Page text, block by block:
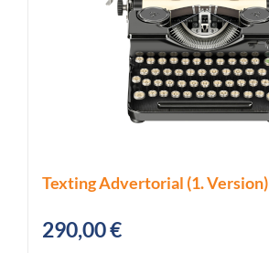
Texting Advertorial (1. Version)
290,00€